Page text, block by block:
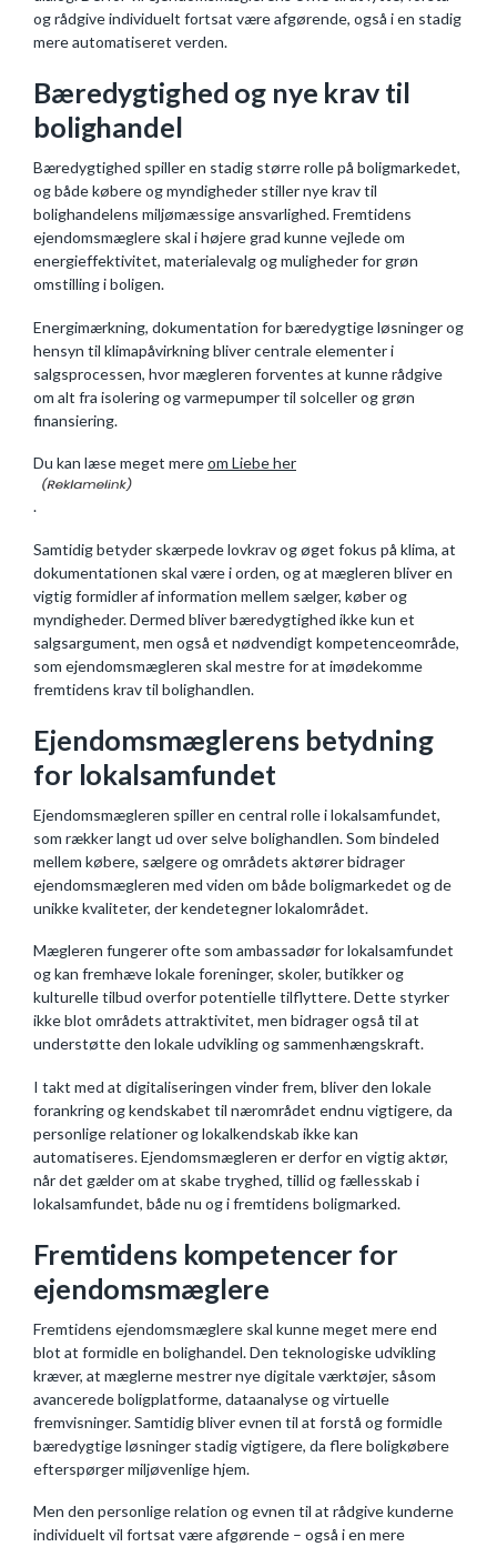
og rådgive individuelt fortsat være afgørende, også i en stadig
mere automatiseret verden.
Bæredygtighed og nye krav til
bolighandel
Bæredygtighed spiller en stadig større rolle på boligmarkedet,
og både købere og myndigheder stiller nye krav til
bolighandelens miljømæssige ansvarlighed. Fremtidens
ejendomsmæglere skal i højere grad kunne vejlede om
energieffektivitet, materialevalg og muligheder for grøn
omstilling i boligen.
Energimærkning, dokumentation for bæredygtige løsninger og
hensyn til klimapåvirkning bliver centrale elementer i
salgsprocessen, hvor mægleren forventes at kunne rådgive
om alt fra isolering og varmepumper til solceller og grøn
finansiering.
Du kan læse meget mereom Liebe her
.
Samtidig betyder skærpede lovkrav og øget fokus på klima, at
dokumentationen skal være i orden, og at mægleren bliver en
vigtig formidler af information mellem sælger, køber og
myndigheder. Dermed bliver bæredygtighed ikke kun et
salgsargument, men også et nødvendigt kompetenceområde,
som ejendomsmægleren skal mestre for at imødekomme
fremtidens krav til bolighandlen.
Ejendomsmæglerens betydning
for lokalsamfundet
Ejendomsmægleren spiller en central rolle i lokalsamfundet,
som rækker langt ud over selve bolighandlen. Som bindeled
mellem købere, sælgere og områdets aktører bidrager
ejendomsmægleren med viden om både boligmarkedet og de
unikke kvaliteter, der kendetegner lokalområdet.
Mægleren fungerer ofte som ambassadør for lokalsamfundet
og kan fremhæve lokale foreninger, skoler, butikker og
kulturelle tilbud overfor potentielle tilflyttere. Dette styrker
ikke blot områdets attraktivitet, men bidrager også til at
understøtte den lokale udvikling og sammenhængskraft.
I takt med at digitaliseringen vinder frem, bliver den lokale
forankring og kendskabet til nærområdet endnu vigtigere, da
personlige relationer og lokalkendskab ikke kan
automatiseres. Ejendomsmægleren er derfor en vigtig aktør,
når det gælder om at skabe tryghed, tillid og fællesskab i
lokalsamfundet, både nu og i fremtidens boligmarked.
Fremtidens kompetencer for
ejendomsmæglere
Fremtidens ejendomsmæglere skal kunne meget mere end
blot at formidle en bolighandel. Den teknologiske udvikling
kræver, at mæglerne mestrer nye digitale værktøjer, såsom
avancerede boligplatforme, dataanalyse og virtuelle
fremvisninger. Samtidig bliver evnen til at forstå og formidle
bæredygtige løsninger stadig vigtigere, da flere boligkøbere
efterspørger miljøvenlige hjem.
Men den personlige relation og evnen til at rådgive kunderne
individuelt vil fortsat være afgørende – også i en mere